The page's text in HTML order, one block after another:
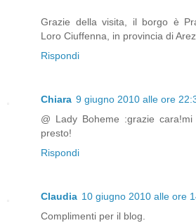
Grazie della visita, il borgo è
Loro Ciuffenna, in provincia di
Rispondi
Chiara 9 giugno 2010 alle ore
@ Lady Boheme :grazie
presto!
Rispondi
Claudia 10 giugno 2010 alle ore
Complimenti per il blog.